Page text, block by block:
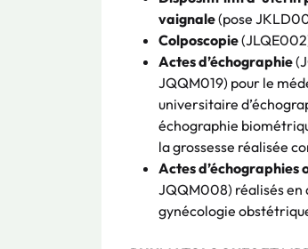
vaignale(pose
Colposcopie
Actes d’échographie
JQQM019) pour le
universitaire
échographie
la grossesse réalisée
Actes d’échographies
JQQM008) réalisés en
gynécologie